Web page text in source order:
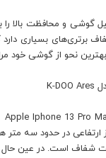
گوشی و محافظت بالا
در حدود سه متر
است. در عین حال